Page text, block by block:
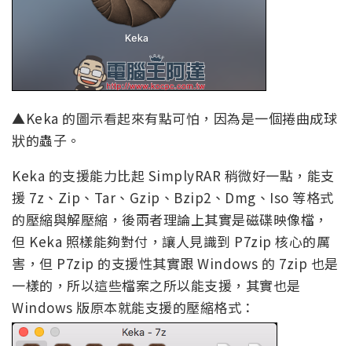
▲Keka 的圖示看起來有點可怕，因為是一個捲曲成球
狀的蟲子。
Keka 的支援能力比起 SimplyRAR 稍微好一點，能支
援 7z、Zip、Tar、Gzip、Bzip2、Dmg、Iso 等格式
的壓縮與解壓縮，後兩者理論上其實是磁碟映像檔，
但 Keka 照樣能夠對付，讓人見識到 P7zip 核心的厲
害，但 P7zip 的支援性其實跟 Windows 的 7zip 也是
一樣的，所以這些檔案之所以能支援，其實也是
Windows 版原本就能支援的壓縮格式：